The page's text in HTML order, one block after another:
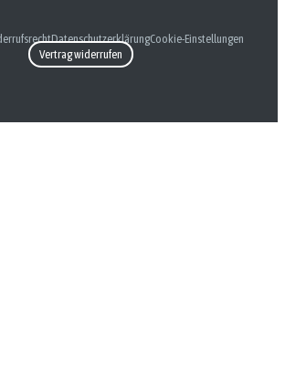
DatenschutzerklärungCookie-Einstellungen
Vertrag widerrufen